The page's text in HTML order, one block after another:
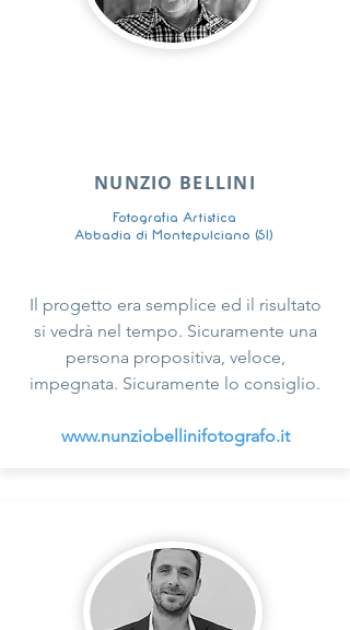
NUNZIO BELLINI
Fotografia Artistica
Abbadia di Montepulciano (SI)
Il progetto era semplice ed il risultato
si vedrà nel tempo. Sicuramente una
persona propositiva, veloce,
impegnata. Sicuramente lo consiglio.
www.nunziobellinifotografo.it